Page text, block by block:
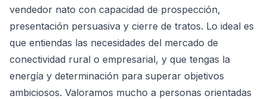
vendedor nato con capacidad de prospección,
presentación persuasiva y cierre de tratos. Lo ideal es
que entiendas las necesidades del mercado de
conectividad rural o empresarial, y que tengas la
energía y determinación para superar objetivos
ambiciosos. Valoramos mucho a personas orientadas